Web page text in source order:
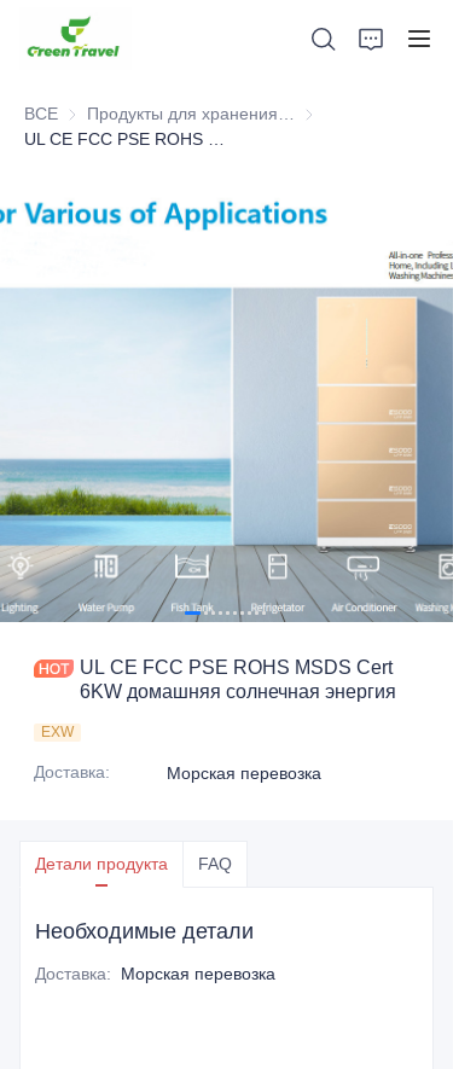
ВСЕ
Продукты для
UL CE FCC PSE ROHS MSDS Cert
6KW домашняя солнечная энергия
EXW
Доставка: Морская перевозка
Детали продукта FAQ
Необходимые детали
Доставка: Морская перевозка
Дом
Производственные базы и процессы
Поддерживать